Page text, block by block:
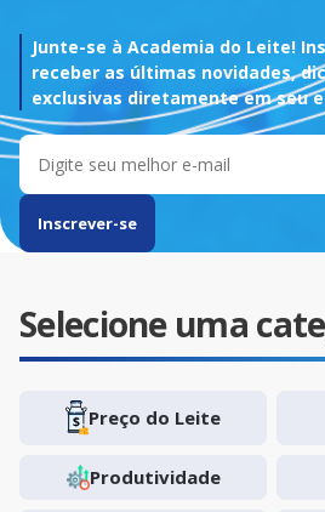
Junte-se à Academia do Leite!
receber as últimas novidades,
exclusivas diretamente em seu
Selecione uma
Preço do Leite
Produtividade